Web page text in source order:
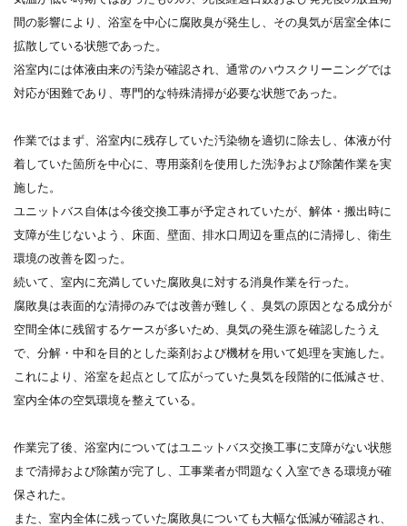
間の影響により、浴室を中心に腐敗臭が発生し、その臭気が居室全体に
拡散している状態であった。
浴室内には体液由来の汚染が確認され、通常のハウスクリーニングでは
対応が困難であり、専門的な特殊清掃が必要な状態であった。
作業ではまず、浴室内に残存していた汚染物を適切に除去し、体液が付
着していた箇所を中心に、専用薬剤を使用した洗浄および除菌作業を実
施した。
ユニットバス自体は今後交換工事が予定されていたが、解体・搬出時に
支障が生じないよう、床面、壁面、排水口周辺を重点的に清掃し、衛生
環境の改善を図った。
続いて、室内に充満していた腐敗臭に対する消臭作業を行った。
腐敗臭は表面的な清掃のみでは改善が難しく、臭気の原因となる成分が
空間全体に残留するケースが多いため、臭気の発生源を確認したうえ
で、分解・中和を目的とした薬剤および機材を用いて処理を実施した。
これにより、浴室を起点として広がっていた臭気を段階的に低減させ、
室内全体の空気環境を整えている。
作業完了後、浴室内についてはユニットバス交換工事に支障がない状態
まで清掃および除菌が完了し、工事業者が問題なく入室できる環境が確
保された。
また、室内全体に残っていた腐敗臭についても大幅な低減が確認され、